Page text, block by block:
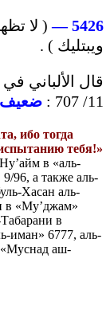
5426 —
( لا
ويبتليك ) .
قال الألباني
11/ 707 :
ضعيف
ибо тогда
тебя!»
в «аль-
96, а также аль-
Хасан аль-
в «Му’джам»
в
иман» 6777, аль-
«Муснад аш-